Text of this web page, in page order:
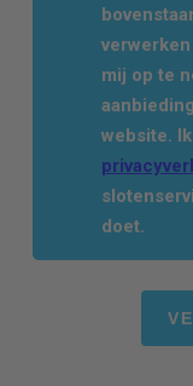
mij op te
website.
doet.